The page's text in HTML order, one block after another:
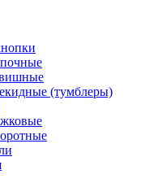
(тумблеры)